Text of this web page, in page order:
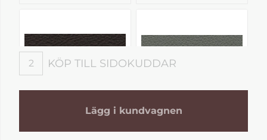
Köp till sidokuddar
2 KÖP TILL SIDOKUDDAR
Lägg i kundvagnen